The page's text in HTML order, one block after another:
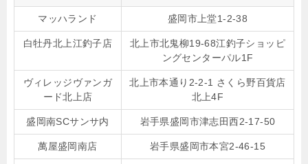
マッハランド 盛岡市上堂1-2-38
白牡丹北上江釣子店
北上市北鬼柳19-68江釣子ショッピ
ングセンターパル1F
ヴィレッジヴァンガ
ード北上店
北上市本通り2-2-1 さくら野百貨店
北上4F
盛岡南SCサンサ内 岩手県盛岡市津志田西2-17-50
萬屋盛岡南店 岩手県盛岡市本宮2-46-15